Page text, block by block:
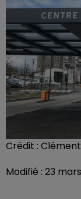
Crédit :
Modifié : 23